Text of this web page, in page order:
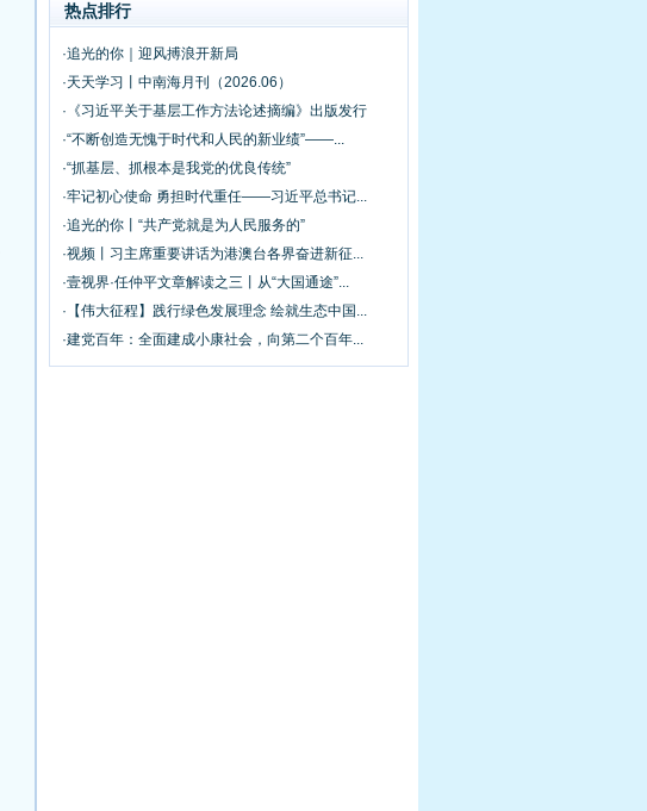
热点排行
·追光的你｜迎风搏浪开新局
·天天学习丨中南海月刊（2026.06）
·《习近平关于基层工作方法论述摘编》出版发行
·“不断创造无愧于时代和人民的新业绩”——...
·“抓基层、抓根本是我党的优良传统”
·牢记初心使命 勇担时代重任——习近平总书记...
·追光的你丨“共产党就是为人民服务的”
·视频丨习主席重要讲话为港澳台各界奋进新征...
·壹视界·任仲平文章解读之三丨从“大国通途”...
·【伟大征程】践行绿色发展理念 绘就生态中国...
·建党百年：全面建成小康社会，向第二个百年...